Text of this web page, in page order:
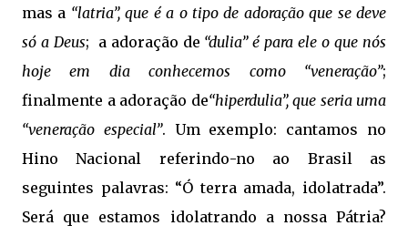
mas a “latria”, que é a o tipo de adoração que se deve
só a Deus; a adoração de “dulia” é para ele o que nós
hoje em dia conhecemos como “veneração”;
finalmente a adoração de“hiperdulia”, que seria uma
“veneração especial”. Um exemplo: cantamos no
Hino Nacional referindo-no ao Brasil as
seguintes palavras: “Ó terra amada, idolatrada”.
Será que estamos idolatrando a nossa Pátria?